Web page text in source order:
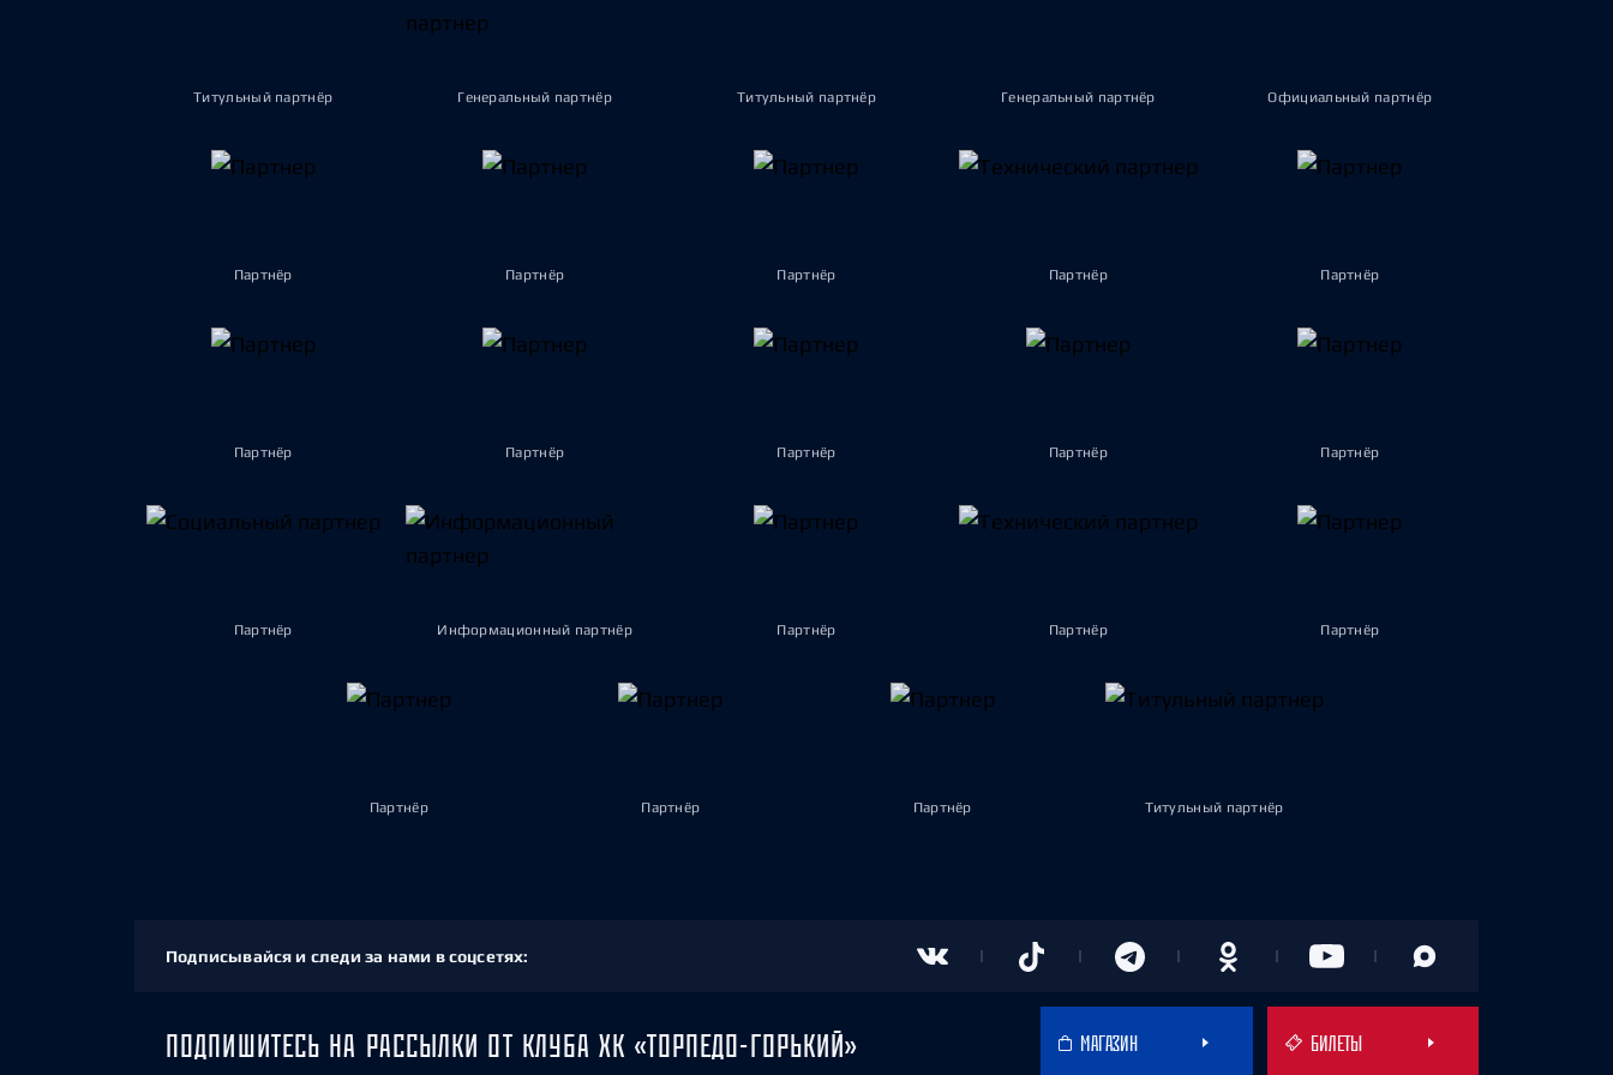
Титульный партнёр Генеральный партнёр Титульный партнёр Генеральный партнёр Официальный партнёр
Партнёр Партнёр Партнёр Партнёр Партнёр
Партнёр Партнёр Партнёр Партнёр Партнёр
Партнёр Информационный партнёр Партнёр Партнёр Партнёр
Партнёр Партнёр Партнёр Титульный партнёр
Подписывайся и следи за нами в соцсетях:
ПОДПИШИТЕСЬ НА РАССЫЛКИ ОТ КЛУБА ХК «ТОРПЕДО-ГОРЬКИЙ» МАГАЗИН БИЛЕТЫ